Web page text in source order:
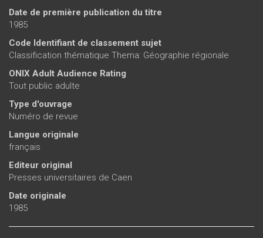
Date de première publication du titre
1985
Code Identifiant de classement sujet
Classification thématique Thema: Géographie régionale
ONIX Adult Audience Rating
Tout public adulte
Type d'ouvrage
Numéro de revue
Langue originale
français
Editeur original
Presses universitaires de Caen
Date originale
1985